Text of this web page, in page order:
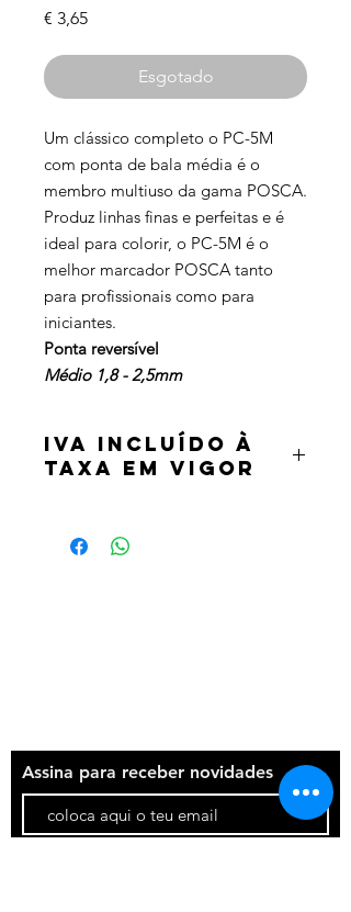
€ 3,65Preço
Esgotado
Um clássico completo o PC-5M
com ponta de bala média é o
membro multiuso da gama POSCA.
Produz linhas finas e perfeitas e é
ideal para colorir, o PC-5M é o
melhor marcador POSCA tanto
para profissionais como para
iniciantes.
Ponta reversível
Médio 1,8 - 2,5mm
IVA incluído à
taxa em vigor
Assina para receber novidades